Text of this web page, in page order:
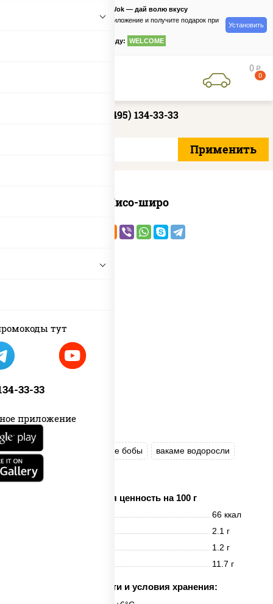
тут
33-33
приложение
PizzaSushiWok — дай волю вкусу
Скачайте приложение и получите подарок при
по промокоду: WELCOME
Установить
0 руб
0
+7 (495) 134-33-33
Мисо-широ
грибы шиитаке соевые бобы вакаме водоросли
творог соевый
Пищевая ценность на 100 г
66 ккал
2.1 г
1.2 г
11.7 г
Срок годности и условия хранения: